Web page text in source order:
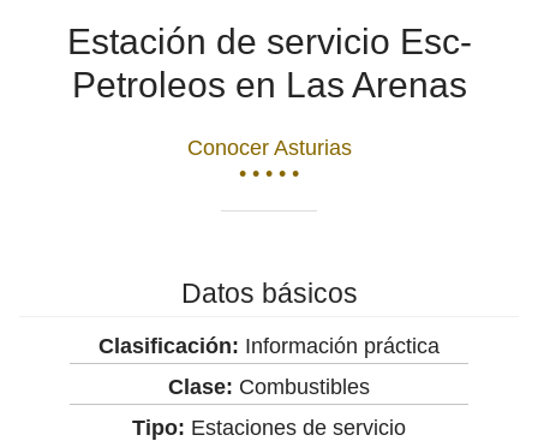
Estación de servicio Esc-
Petroleos en Las Arenas
Conocer Asturias
• • • • •
Datos básicos
Clasificación: Información práctica
Clase: Combustibles
Tipo: Estaciones de servicio